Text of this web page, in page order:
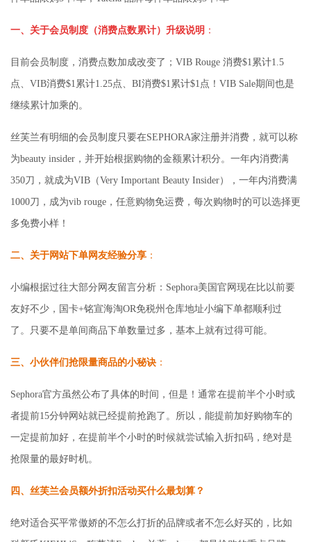
一、关于会员制度（消费点数累计）升级说明 ：
目前会员制度，消费点数加成改变了；VIB Rouge 消费$1累计1.5
点、VIB消费$1累计1.25点、BI消费$1累计$1点！VIB Sale期间也是
继续累计加乘的。
丝芙兰有明细的会员制度只要在SEPHORA家注册并消费，就可以称
为beauty insider，并开始根据购物的金额累计积分。一年内消费满
350刀，就成为VIB（Very Important Beauty Insider），一年内消费满
1000刀，成为vib rouge，任意购物免运费，每次购物时的可以选择更
多免费小样！
二、关于网站下单网友经验分享 ：
小编根据过往大部分网友留言分析：Sephora美国官网现在比以前要
友好不少，国卡+铭宣海淘OR免税州仓库地址小编下单都顺利过
了。只要不是单间商品下单数量过多，基本上就有过得可能。
三、小伙伴们抢限量商品的小秘诀 ：
Sephora官方虽然公布了具体的时间，但是！通常在提前半个小时或
者提前15分钟网站就已经提前抢跑了。所以，能提前加好购物车的
一定提前加好，在提前半个小时的时候就尝试输入折扣码，绝对是
抢限量的最好时机。
四、丝芙兰会员额外折扣活动买什么最划算？
绝对适合买平常傲娇的不怎么打折的品牌或者不怎么好买的，比如